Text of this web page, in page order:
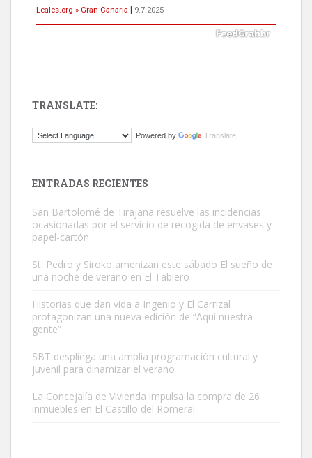
Leales.org » Gran Canaria
9.7.2025
El ayuntamiento se va a llevar a Los Gatos callejeros de la zona los
Este gato macho ha aparecido en la calle hace menos de un mes,
es muy manso y extremadamente cari...
Leales.org » Gran Canaria
TRANSLATE:
Powered by Translate
ENTRADAS RECIENTES
San Bartolomé de Tirajana resuelve las incidencias
ocasionadas por el servicio de recogida de envases y
papel-cartón
St. Pedro y Siroko amenizan este sábado El sueño de
una noche de verano en El Tablero
Historias que dan vida a Ingenio y El Carrizal
protagonizan una nueva edición de “Aquí nuestra
gente”
SBT despliega una amplia programación cultural y
juvenil para dinamizar el verano
La Concejalía de Vivienda impulsa la compra de 26
inmuebles en El Castillo del Romeral